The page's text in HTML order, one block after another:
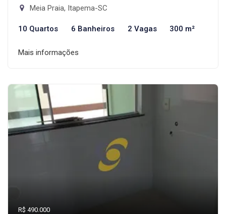
Meia Praia, Itapema-SC
10 Quartos 6 Banheiros 2 Vagas 300 m²
Mais informações
R$ 490.000